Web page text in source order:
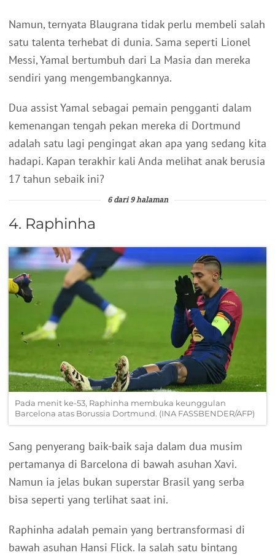
Namun, ternyata Blaugrana tidak perlu membeli salah
satu talenta terhebat di dunia. Sama seperti Lionel
Messi, Yamal bertumbuh dari La Masia dan mereka
sendiri yang mengembangkannya.
Dua assist Yamal sebagai pemain pengganti dalam
kemenangan tengah pekan mereka di Dortmund
adalah satu lagi pengingat akan apa yang sedang kita
hadapi. Kapan terakhir kali Anda melihat anak berusia
17 tahun sebaik ini?
6 dari 9 halaman
4. Raphinha
Pada menit ke-53, Raphinha membuka keunggulan
Barcelona atas Borussia Dortmund. (INA FASSBENDER/AFP)
Sang penyerang baik-baik saja dalam dua musim
pertamanya di Barcelona di bawah asuhan Xavi.
Namun ia jelas bukan superstar Brasil yang serba
bisa seperti yang terlihat saat ini.
Raphinha adalah pemain yang bertransformasi di
bawah asuhan Hansi Flick. Ia salah satu bintang